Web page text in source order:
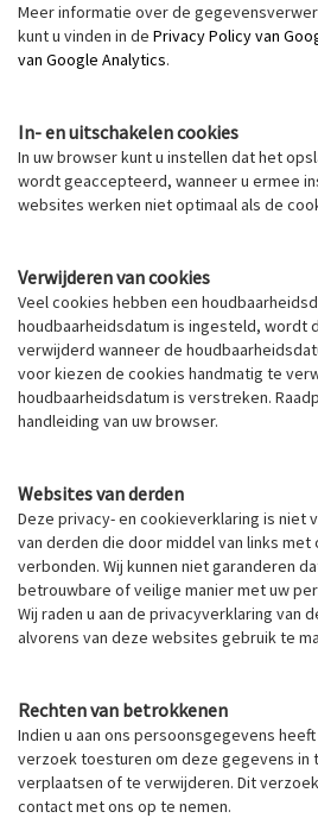
Meer informatie over de
kunt u vinden in de Privacy Policy van
van Google Analytics.
In- en uitschakelen cookies
In uw browser kunt u instellen dat het
wordt geaccepteerd, wanneer u ermee
websites werken niet optimaal als de
Verwijderen van cookies
Veel cookies hebben een
houdbaarheidsdatum is ingesteld, wordt
verwijderd wanneer de
voor kiezen de cookies handmatig te
houdbaarheidsdatum is verstreken.
handleiding van uw browser.
Websites van derden
Deze privacy- en cookieverklaring is niet
van derden die door middel van links met
verbonden. Wij kunnen niet garanderen
betrouwbare of veilige manier met uw
Wij raden u aan de privacyverklaring van
alvorens van deze websites gebruik te
Rechten van betrokkenen
Indien u aan ons persoonsgegevens
verzoek toesturen om deze gegevens in
verplaatsen of te verwijderen. Dit
contact met ons op te nemen.